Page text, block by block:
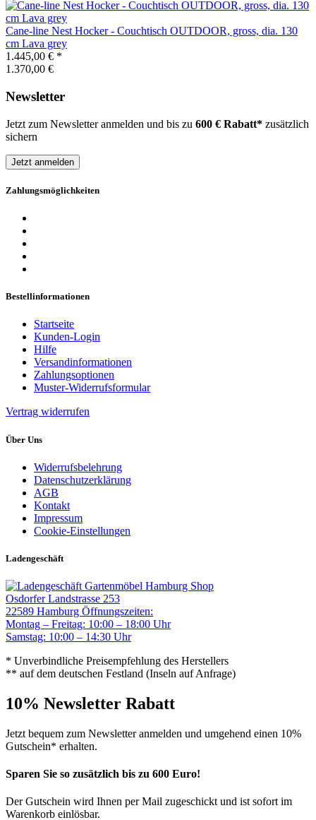
Cane-line Nest Hocker - Couchtisch OUTDOOR, gross, dia. 130
cm Lava grey
1.445,00 € *
1.370,00 €
Newsletter
Jetzt zum Newsletter anmelden und bis zu 600 € Rabatt* zusätzlich
sichern
Jetzt anmelden
Zahlungsmöglichkeiten
Bestellinformationen
Startseite
Kunden-Login
Hilfe
Versandinformationen
Zahlungsoptionen
Muster-Widerrufsformular
Vertrag widerrufen
Über Uns
Widerrufsbelehrung
Datenschutzerklärung
AGB
Kontakt
Impressum
Cookie-Einstellungen
Ladengeschäft
Gartenmöbel Hamburg Shop
Osdorfer Landstrasse 253
22589 Hamburg Öffnungszeiten:
Montag – Freitag: 10:00 – 18:00 Uhr
Samstag: 10:00 – 14:30 Uhr
* Unverbindliche Preisempfehlung des Herstellers
** auf dem deutschen Festland (Inseln auf Anfrage)
10% Newsletter Rabatt
Jetzt bequem zum Newsletter anmelden und umgehend einen 10%
Gutschein* erhalten.
Sparen Sie so zusätzlich bis zu 600 Euro!
Der Gutschein wird Ihnen per Mail zugeschickt und ist sofort im
Warenkorb einlösbar.